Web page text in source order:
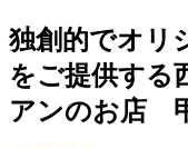
独創的でオリ
をご提供する
アンのお店